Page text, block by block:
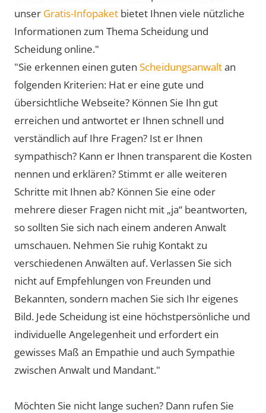
unser Gratis-Infopaket bietet Ihnen viele nützliche
Informationen zum Thema Scheidung und
Scheidung online."
"Sie erkennen einen guten Scheidungsanwaltan
folgenden Kriterien: Hat er eine gute und
übersichtliche Webseite? Können Sie Ihn gut
erreichen und antwortet er Ihnen schnell und
verständlich auf Ihre Fragen? Ist er Ihnen
sympathisch? Kann er Ihnen transparent die Kosten
nennen und erklären? Stimmt er alle weiteren
Schritte mit Ihnen ab? Können Sie eine oder
mehrere dieser Fragen nicht mit „ja“ beantworten,
so sollten Sie sich nach einem anderen Anwalt
umschauen. Nehmen Sie ruhig Kontakt zu
verschiedenen Anwälten auf. Verlassen Sie sich
nicht auf Empfehlungen von Freunden und
Bekannten, sondern machen Sie sich Ihr eigenes
Bild. Jede Scheidung ist eine höchstpersönliche und
individuelle Angelegenheit und erfordert ein
gewisses Maß an Empathie und auch Sympathie
zwischen Anwalt und Mandant."
Möchten Sie nicht lange suchen? Dann rufen Sie